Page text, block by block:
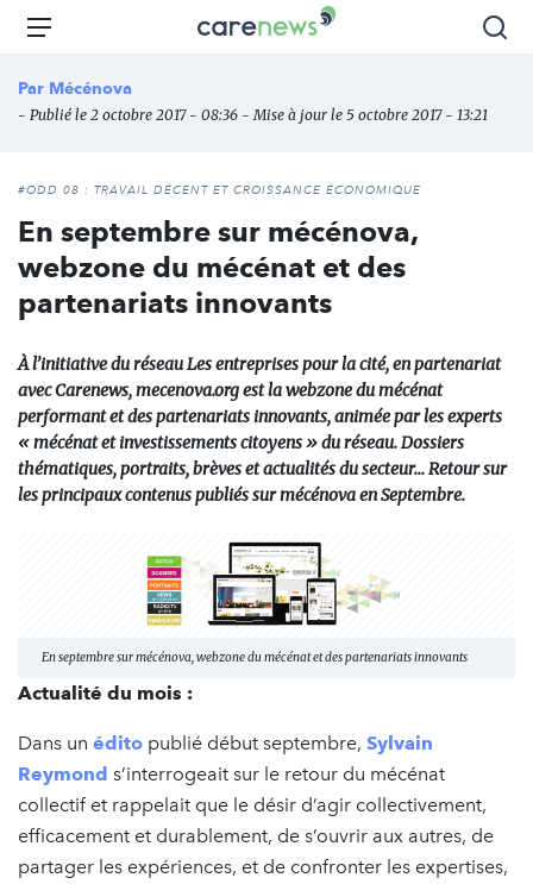
Aller
principal
Carenews,
des
l'engagement
Menu
Par Mécénova
- Publié le 2 octobre 2017 - 08:36 - Mise à jour le 5 octobre 2017 - 13:21
#ODD 08 : TRAVAIL DÉCENT ET CROISSANCE ÉCONOMIQUE
En septembre sur mécénova,
webzone du mécénat et des
partenariats innovants
À l’initiative du réseau Les entreprises pour la cité, en partenariat
avec Carenews, mecenova.org est la webzone du mécénat
performant et des partenariats innovants, animée par les experts
« mécénat et investissements citoyens » du réseau. Dossiers
thématiques, portraits, brèves et actualités du secteur... Retour sur
les principaux contenus publiés sur mécénova en Septembre.
En septembre sur mécénova, webzone du mécénat et des partenariats innovants
Actualité du mois :
Dans un édito publié début septembre, Sylvain
Reymond s’interrogeait sur le retour du mécénat
collectif et rappelait que le désir d’agir collectivement,
efficacement et durablement, de s’ouvrir aux autres, de
partager les expériences, et de confronter les expertises,